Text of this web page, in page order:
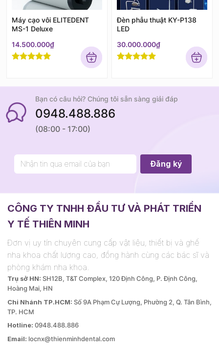
Máy cạo vôi ELITEDENT
MS-1 Deluxe
14.500.000₫
Đèn phẫu thuật KY-P138
LED
30.000.000₫
Bạn có câu hỏi? Chúng tôi sẵn sàng giải đáp
0948.488.886
(08:00 - 17:00)
CÔNG TY TNHH ĐẦU TƯ VÀ PHÁT TRIỂN
Y TẾ THIÊN MINH
Đơn vị uy tín chuyên cung cấp vật liệu, thiết bị và ghế
nha khoa chất lượng cao, đồng hành cùng các bác sĩ và
phòng khám nha khoa.
Trụ sở HN: SH12B, T&T Complex, 120 Định Công, P. Định Công,
Hoàng Mai, HN
Chi Nhánh TP.HCM: Số 9A Phạm Cự Lượng, Phường 2, Q. Tân Bình,
TP. HCM
Hotline: 0948.488.886
Email: locnx@thienminhdental.com